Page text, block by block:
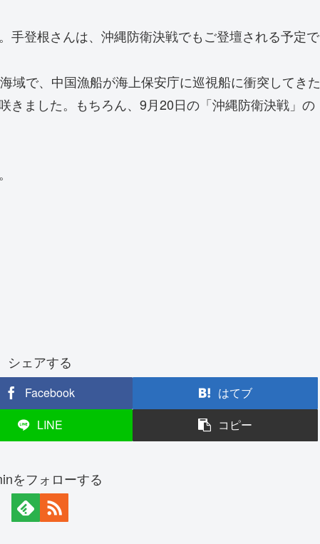
手登根さんは、沖縄防衛決戦でもご登壇される予定で
域で、中国漁船が海上保安庁に巡視船に衝突してきた
きました。もちろん、9月20日の「沖縄防衛決戦」の
シェアする
Facebook
はてブ
LINE コピー
をフォローする